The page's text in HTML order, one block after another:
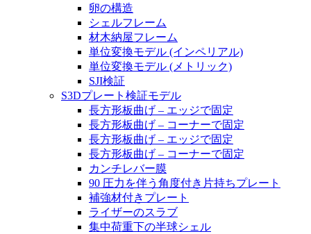
卵の構造
シェルフレーム
材木納屋フレーム
単位変換モデル (インペリアル)
単位変換モデル (メトリック)
SJI検証
S3Dプレート検証モデル
長方形板曲げ – エッジで固定
長方形板曲げ – コーナーで固定
長方形板曲げ – エッジで固定
長方形板曲げ – コーナーで固定
カンチレバー膜
90 圧力を伴う角度付き片持ちプレート
補強材付きプレート
ライザーのスラブ
集中荷重下の半球シェル